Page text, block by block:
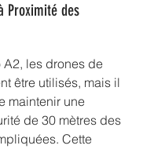
Proximité des
les drones de
être utilisés, mais il
maintenir une
de 30 mètres des
Cette